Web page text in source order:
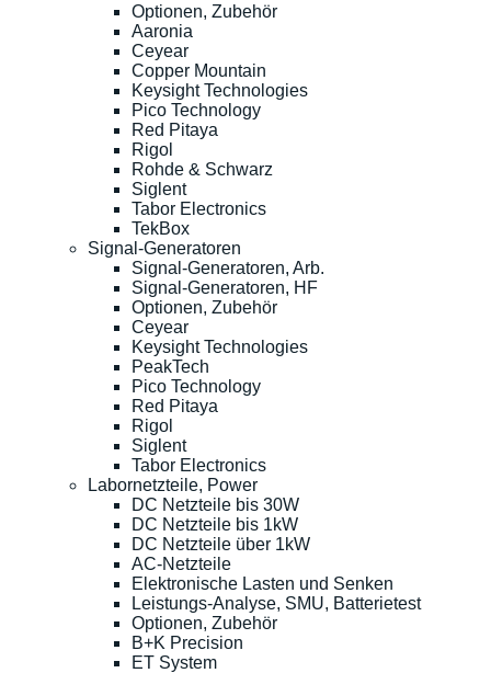
Optionen, Zubehör
Aaronia
Ceyear
Copper Mountain
Keysight Technologies
Pico Technology
Red Pitaya
Rigol
Rohde & Schwarz
Siglent
Tabor Electronics
TekBox
Signal-Generatoren
Signal-Generatoren, Arb.
Signal-Generatoren, HF
Optionen, Zubehör
Ceyear
Keysight Technologies
PeakTech
Pico Technology
Red Pitaya
Rigol
Siglent
Tabor Electronics
Labornetzteile, Power
DC Netzteile bis 30W
DC Netzteile bis 1kW
DC Netzteile über 1kW
AC-Netzteile
Elektronische Lasten und Senken
Leistungs-Analyse, SMU, Batterietest
Optionen, Zubehör
B+K Precision
ET System